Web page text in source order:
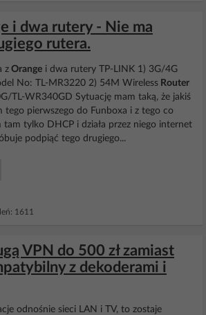
i dwa rutery - Nie ma
rutera.
z Orange i dwa rutery TP-LINK 1) 3G/4G
No: TL-MR3220 2) 54M Wireless Router
TL-WR340GD Sytuację mam taką, że jakiś
tego pierwszego do Funboxa i z tego co
tam tylko DHCP i działa przez niego internet
podpiąć tego drugiego...
1611
VPN do 500 zł zamiast
z dekoderami i
odnośnie sieci LAN i TV, to zostaje